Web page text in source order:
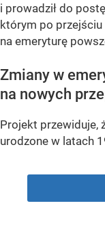
i prowadził do
którym po
na emeryturę
Zmiany w
na nowych
Projekt przewiduje,
urodzone w latach